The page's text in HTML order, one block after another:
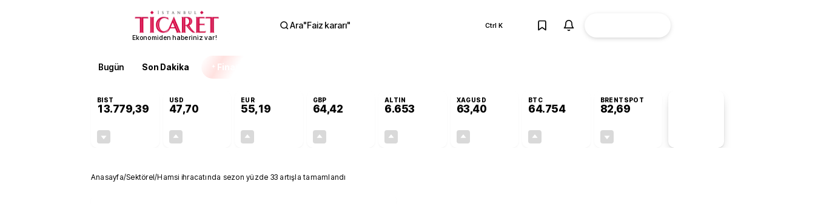
Ekonomiden haberiniz var!
Ara"Faiz kararı" Ctrl K
Bugün Son Dakika Finans
BIST
13.779,39
USD
47,70
EUR
55,19
GBP
64,42
ALTIN
6.653
XAGUSD
63,40
BTC
64.754
BRENTSPOT
82,69
Anasayfa/Sektörel/Hamsi ihracatında sezon yüzde 33 artışla tamamlandı